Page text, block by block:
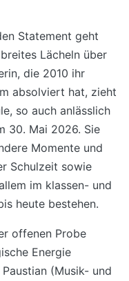
Statement geht
Lächeln über
die 2010 ihr
absolviert hat, zieht
so auch anlässlich
30. Mai 2026. Sie
Momente und
Schulzeit sowie
im klassen- und
heute bestehen.
offenen Probe
Energie
(Musik- und